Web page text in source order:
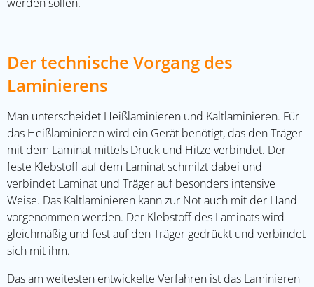
Der technische Vorgang des
Laminierens
Man unterscheidet Heißlaminieren und Kaltlaminieren. Für
das Heißlaminieren wird ein Gerät benötigt, das den Träger
mit dem Laminat mittels Druck und Hitze verbindet. Der
feste Klebstoff auf dem Laminat schmilzt dabei und
verbindet Laminat und Träger auf besonders intensive
Weise. Das Kaltlaminieren kann zur Not auch mit der Hand
vorgenommen werden. Der Klebstoff des Laminats wird
gleichmäßig und fest auf den Träger gedrückt und verbindet
sich mit ihm.
Das am weitesten entwickelte Verfahren ist das Laminieren